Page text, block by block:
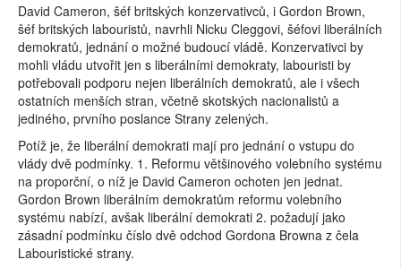
David Cameron, šéf britských konzervativců, i Gordon Brown,
šéf britských labouristů, navrhli Nicku Cleggovi, šéfovi liberálních
demokratů, jednání o možné budoucí vládě. Konzervativci by
mohli vládu utvořit jen s liberálními demokraty, labouristi by
potřebovali podporu nejen liberálních demokratů, ale i všech
ostatních menších stran, včetně skotských nacionalistů a
jediného, prvního poslance Strany zelených.
Potíž je, že liberální demokrati mají pro jednání o vstupu do
vlády dvě podmínky. 1. Reformu většinového volebního systému
na proporční, o níž je David Cameron ochoten jen jednat.
Gordon Brown liberálním demokratům reformu volebního
systému nabízí, avšak liberální demokrati 2. požadují jako
zásadní podmínku číslo dvě odchod Gordona Browna z čela
Labouristické strany.